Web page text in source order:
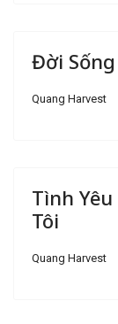
Đời
Quang Harvest
Tình
Tôi
Quang Harvest